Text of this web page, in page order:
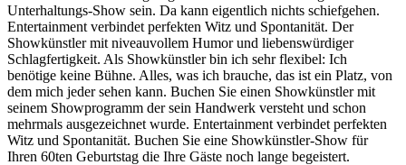
Unterhaltungs-Show sein. Da kann eigentlich nichts schiefgehen.
Entertainment verbindet perfekten Witz und Spontanität. Der
Showkünstler mit niveauvollem Humor und liebenswürdiger
Schlagfertigkeit. Als Showkünstler bin ich sehr flexibel: Ich
benötige keine Bühne. Alles, was ich brauche, das ist ein Platz, von
dem mich jeder sehen kann. Buchen Sie einen Showkünstler mit
seinem Showprogramm der sein Handwerk versteht und schon
mehrmals ausgezeichnet wurde. Entertainment verbindet perfekten
Witz und Spontanität. Buchen Sie eine Showkünstler-Show für
Ihren 60ten Geburtstag die Ihre Gäste noch lange begeistert.